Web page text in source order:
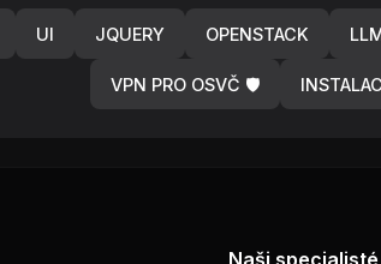
UI JQUERY OPENSTACK
VPN PRO OSVČ 🛡️